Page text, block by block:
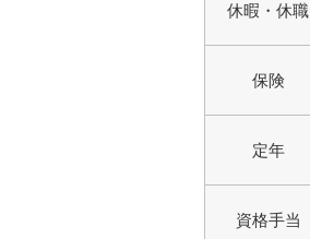
休暇・休職
保険
定年
資格手当